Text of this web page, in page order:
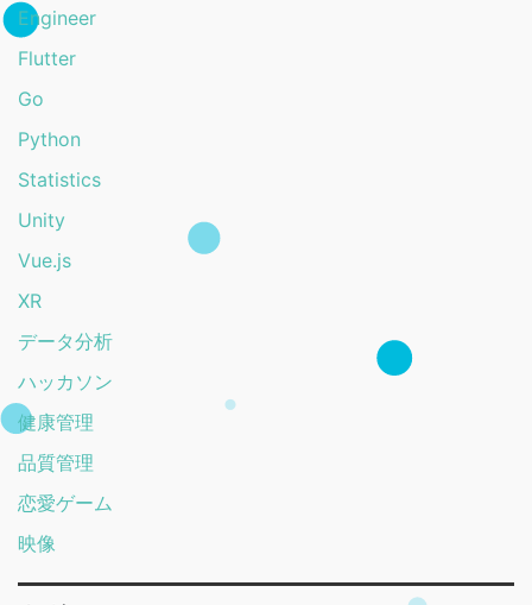
Engineer
Flutter
Go
Python
Statistics
Unity
Vue.js
XR
データ分析
ハッカソン
健康管理
品質管理
恋愛ゲーム
映像